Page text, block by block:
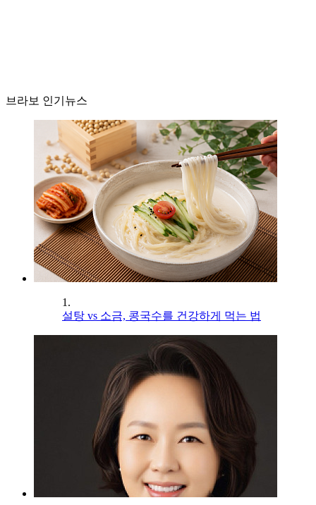
브라보 인기뉴스
1.
설탕 vs 소금, 콩국수를 건강하게 먹는 법